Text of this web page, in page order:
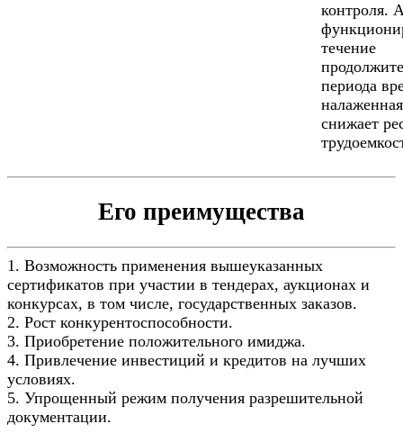
контроля.
течение
периода
снижает
Его преимущества
1. Возможность применения вышеуказанных
сертификатов при участии в тендерах, аукционах и
конкурсах, в том числе, государственных заказов.
2. Рост конкурентоспособности.
3. Приобретение положительного имиджа.
4. Привлечение инвестиций и кредитов на лучших
условиях.
5. Упрощенный режим получения разрешительной
документации.